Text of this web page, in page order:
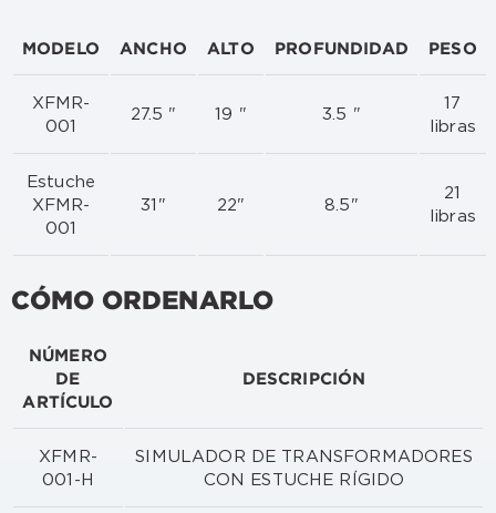
MODELO ANCHO ALTO PROFUNDIDAD PESO
XFMR-
001
27.5 " 19 " 3.5 "
17
libras
Estuche
XFMR-
001
31" 22" 8.5"
21
libras
CÓMO ORDENARLO
NÚMERO
DE
ARTÍCULO
DESCRIPCIÓN
XFMR-
001-H
SIMULADOR DE TRANSFORMADORES
CON ESTUCHE RÍGIDO